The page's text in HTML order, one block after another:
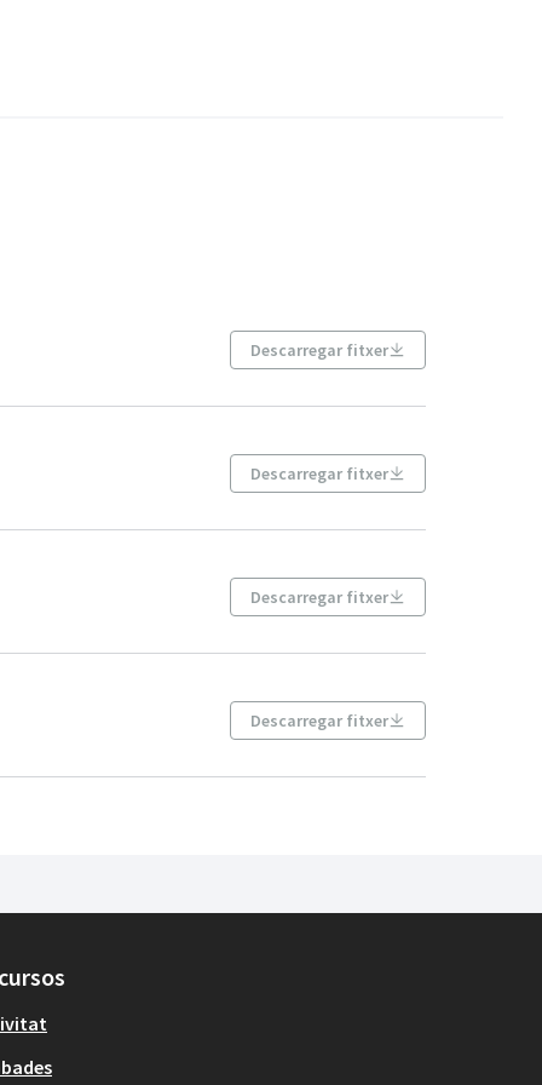
Descarregar fitxer
Descarregar fitxer
Descarregar fitxer
Descarregar fitxer